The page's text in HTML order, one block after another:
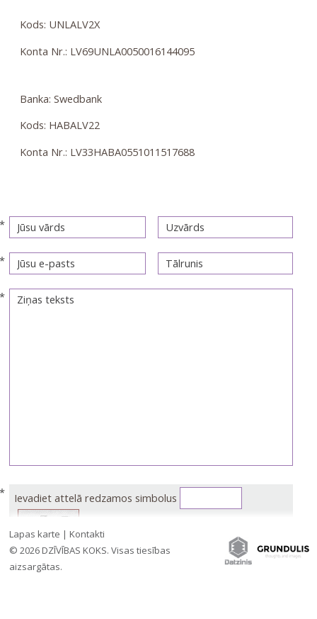
Kods: UNLALV2X
Konta Nr.: LV69UNLA0050016144095
Banka: Swedbank
Kods: HABALV22
Konta Nr.: LV33HABA0551011517688
Ievadiet attelā redzamos simbolus
NOSŪTĪT
Lapas karte | Kontakti
© 2026 DZĪVĪBAS KOKS. Visas tiesības
aizsargātas.